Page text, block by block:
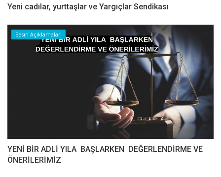
Yeni cadılar, yurttaşlar ve Yargıçlar Sendikası
Basın Açıklamaları
YENİ BİR ADLİ YILA BAŞLARKEN DEĞERLENDİRME VE
ÖNERİLERİMİZ